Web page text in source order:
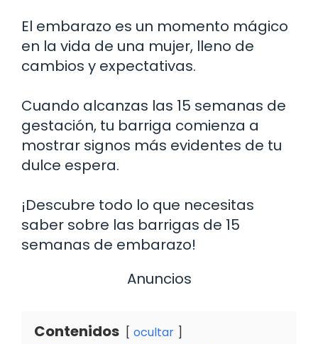
El embarazo es un momento mágico
en la vida de una mujer, lleno de
cambios y expectativas.
Cuando alcanzas las 15 semanas de
gestación, tu barriga comienza a
mostrar signos más evidentes de tu
dulce espera.
¡Descubre todo lo que necesitas
saber sobre las barrigas de 15
semanas de embarazo!
Anuncios
Contenidos ocultar